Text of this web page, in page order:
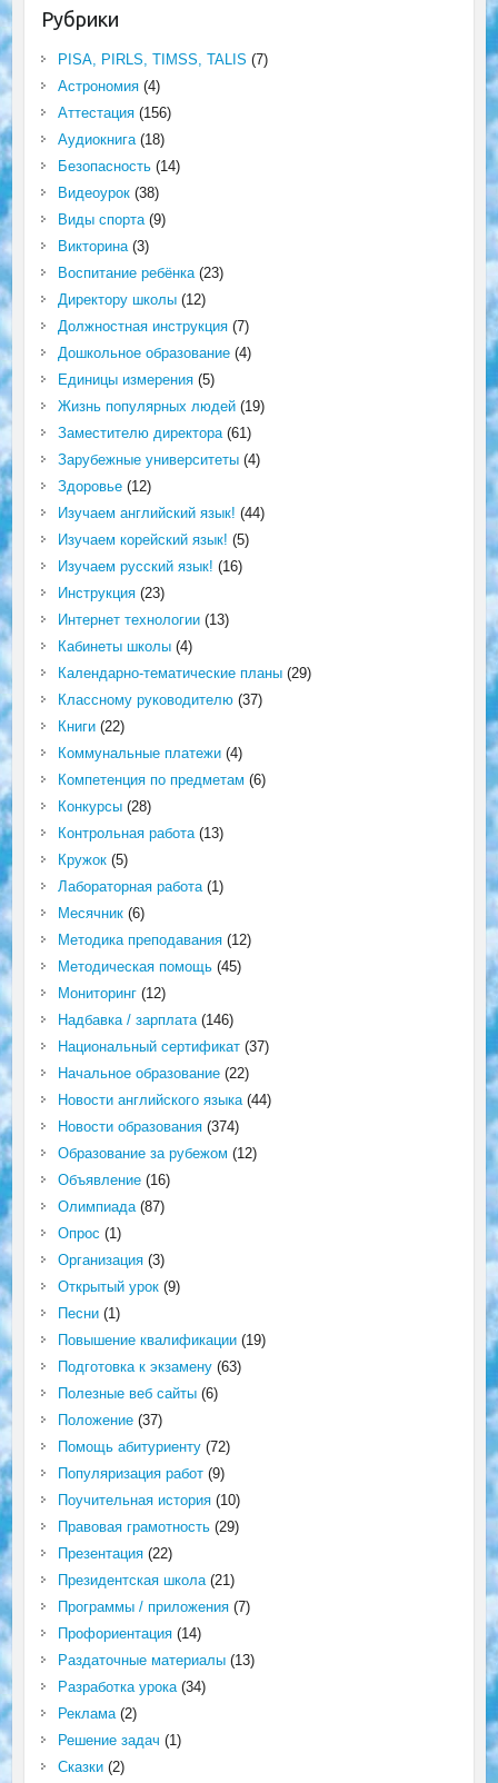
Рубрики
PISA, PIRLS, TIMSS, TALIS (7)
Астрономия(4)
Аттестация(156)
Аудиокнига(18)
Безопасность(14)
Видеоурок(38)
Виды спорта(9)
Викторина(3)
Воспитание ребёнка(23)
Директору школы(12)
Должностная инструкция(7)
Дошкольное образование(4)
Единицы измерения(5)
Жизнь популярных людей(19)
Заместителю директора(61)
Зарубежные университеты(4)
Здоровье(12)
Изучаем английский язык! (44)
Изучаем корейский язык! (5)
Изучаем русский язык! (16)
Инструкция(23)
Интернет технологии(13)
Кабинеты школы(4)
Календарно-тематические планы(29)
Классному руководителю(37)
Книги(22)
Коммунальные платежи(4)
Компетенция по предметам (6)
Конкурсы(28)
Контрольная работа(13)
Кружок(5)
Лабораторная работа(1)
Месячник(6)
Методика преподавания(12)
Методическая помощь(45)
Мониторинг(12)
Надбавка / зарплата(146)
Национальный сертификат(37)
Начальное образование(22)
Новости английского языка(44)
Новости образования(374)
Образование за рубежом (12)
Объявление(16)
Олимпиада(87)
Опрос (1)
Организация(3)
Открытый урок(9)
Песни(1)
Повышение квалификации(19)
Подготовка к экзамену(63)
Полезные веб сайты(6)
Положение(37)
Помощь абитуриенту(72)
Популяризация работ(9)
Поучительная история(10)
Правовая грамотность(29)
Презентация(22)
Президентская школа(21)
Программы / приложения(7)
Профориентация(14)
Раздаточные материалы(13)
Разработка урока(34)
Реклама(2)
Решение задач (1)
Сказки(2)